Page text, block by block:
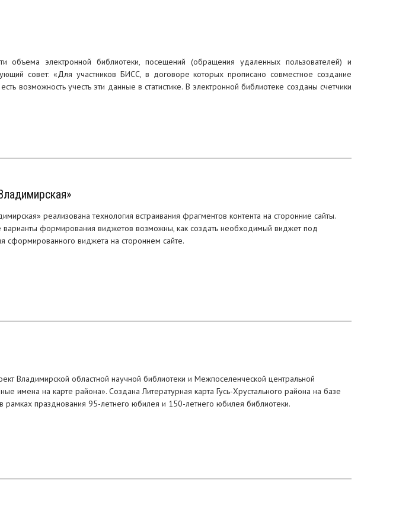
электронной библиотеки, посещений (обращения удаленных пользователей) и
совет: «Для участников БИСС, в договоре которых прописано совместное создание
возможность учесть эти данные в статистике. В электронной библиотеке созданы счетчики
реализована технология встраивания фрагментов контента на сторонние сайты.
варианты формирования виджетов возможны, как создать необходимый виджет под
сформированного виджета на стороннем сайте.
Владимирской областной научной библиотеки и Межпоселенческой центральной
имена на карте района». Создана Литературная карта Гусь-Хрустального района на базе
рамках празднования 95-летнего юбилея и 150-летнего юбилея библиотеки.